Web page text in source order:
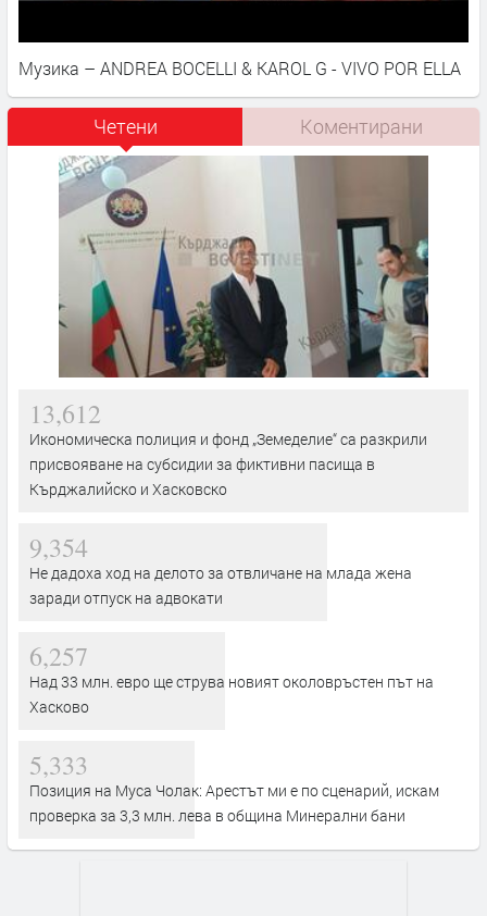
Музика – ANDREA BOCELLI & KAROL G - VIVO POR ELLA
Четени Коментирани
13,612
Икономическа полиция и фонд „Земеделие“ са разкрили
присвояване на субсидии за фиктивни пасища в
Кърджалийско и Хасковско
9,354
Не дадоха ход на делото за отвличане на млада жена
заради отпуск на адвокати
6,257
Над 33 млн. евро ще струва новият околовръстен път на
Хасково
5,333
Позиция на Муса Чолак: Арестът ми е по сценарий, искам
проверка за 3,3 млн. лева в община Минерални бани